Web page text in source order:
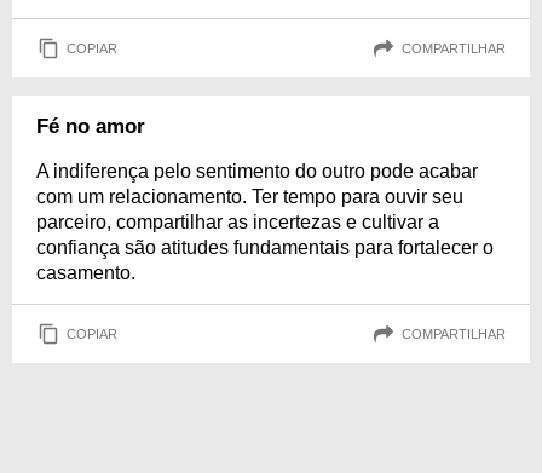
COPIAR COMPARTILHAR
Fé no amor
A indiferença pelo sentimento do outro pode acabar
com um relacionamento. Ter tempo para ouvir seu
parceiro, compartilhar as incertezas e cultivar a
confiança são atitudes fundamentais para fortalecer o
casamento.
COPIAR COMPARTILHAR